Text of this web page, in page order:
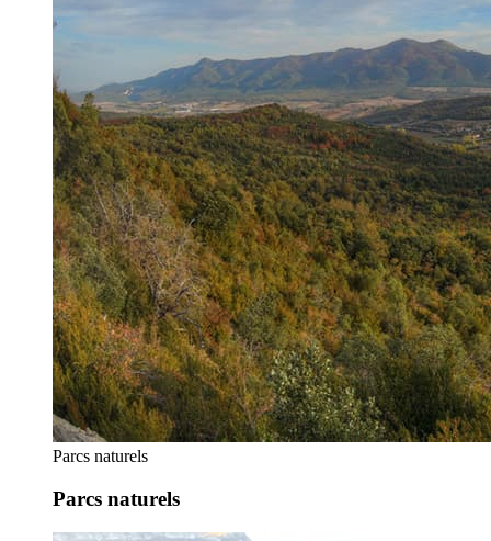
Parcs naturels
Parcs naturels